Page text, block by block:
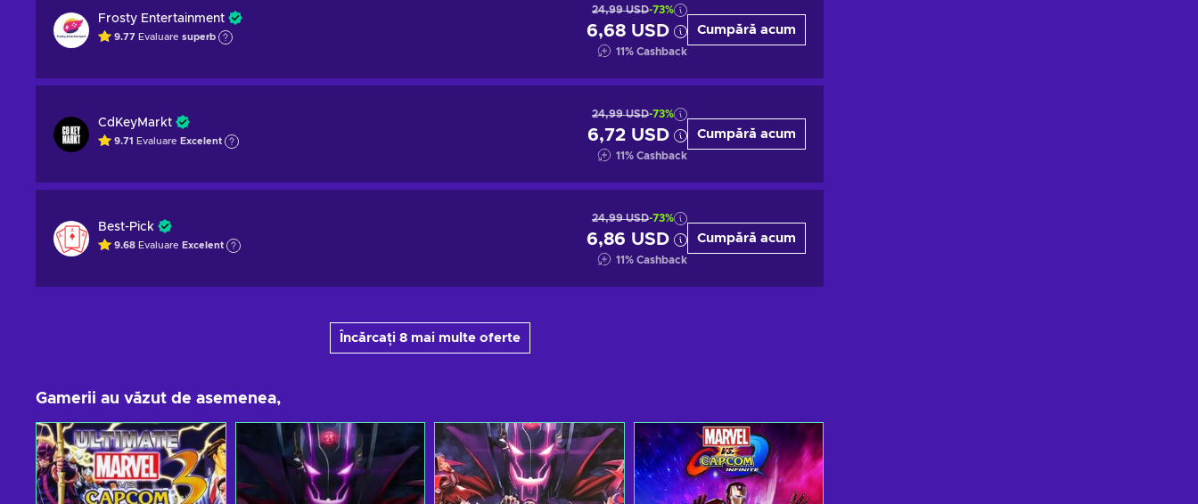
Frosty Entertainment
9.77 Evaluare superb
24,99 USD-73%
6,68 USD
11% Cashback
Cumpără acum
CdKeyMarkt
9.71 Evaluare Excelent
24,99 USD-73%
6,72 USD
11% Cashback
Cumpără acum
Best-Pick
9.68 Evaluare Excelent
24,99 USD-73%
6,86 USD
11% Cashback
Cumpără acum
Încărcați 8 mai multe oferte
Gamerii au văzut de asemenea,